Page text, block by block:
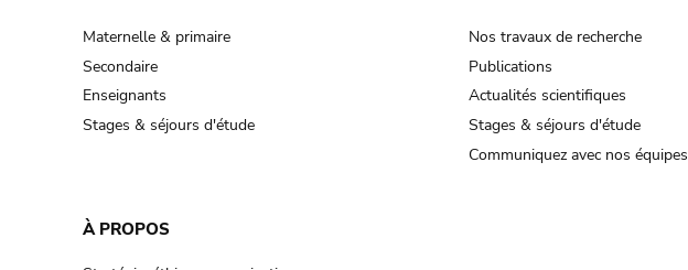
Maternelle & primaire
Secondaire
Enseignants
Stages & séjours d'étude
Nos travaux de recherche
Publications
Actualités scientifiques
Stages & séjours d'étude
Communiquez avec nos équipes
À PROPOS